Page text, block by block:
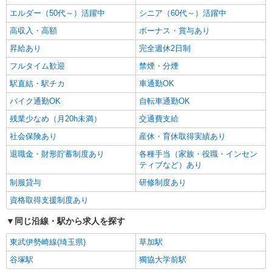
エルダー（50代～）活躍中
シニア（60代～）活躍中
高収入・高額
ボーナス・賞与あり
昇給あり
完全週休2日制
フルタイム歓迎
禁煙・分煙
駅直結・駅チカ
車通勤OK
バイク通勤OK
自転車通勤OK
残業少なめ（月20h未満）
交通費支給
社会保険あり
産休・育休取得実績あり
退職金・財形貯蓄制度あり
各種手当（家族・役職・インセン
ティブなど）あり
制服貸与
研修制度あり
資格取得支援制度あり
同じ沿線・駅から求人を探す
東武伊勢崎線(埼玉県)
草加駅
谷塚駅
獨協大学前駅